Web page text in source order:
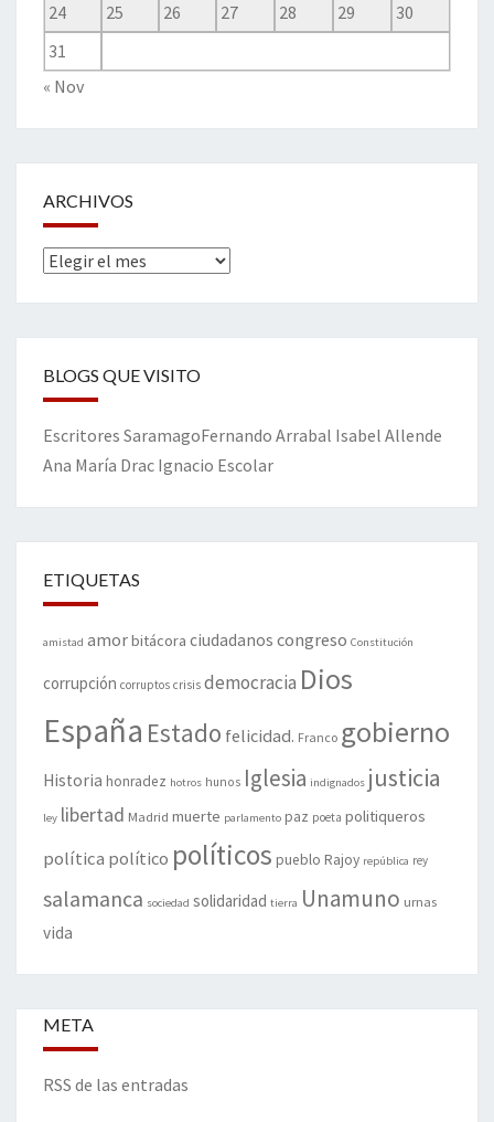
24
25 26 27 28 29
30
31
« Nov
ARCHIVOS
Archivos
BLOGS QUE VISITO
Escritores SaramagoFernando Arrabal Isabel Allende
Ana María Drac Ignacio Escolar
ETIQUETAS
amistad amorbitácora ciudadanos congreso Constitución
corrupción corruptos crisis democracia Dios
España Estado felicidad. Franco gobierno
Historia honradez hotros hunos Iglesia indignados justicia
ley libertad Madrid muerte parlamento paz poeta politiqueros
política político políticos pueblo Rajoy república rey
salamanca sociedad solidaridad tierra Unamuno urnas
vida
META
RSS de las entradas